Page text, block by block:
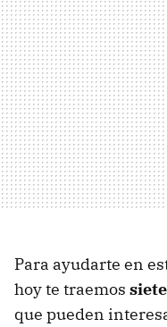
Para ayudarte en
hoy te traemos
que pueden